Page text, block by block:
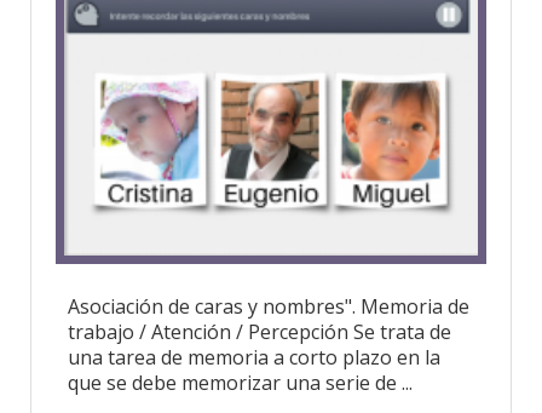
Asociación de caras y nombres". Memoria de
trabajo / Atención / Percepción Se trata de
una tarea de memoria a corto plazo en la
que se debe memorizar una serie de ...